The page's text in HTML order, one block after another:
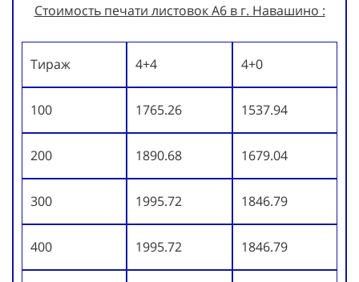
Стоимость печати листовок А6 в г. Навашино :
Тираж 4+4 4+0
100 1765.26 1537.94
200 1890.68 1679.04
300 1995.72 1846.79
400 1995.72 1846.79